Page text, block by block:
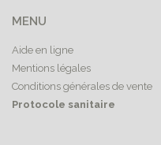
MENU
Aide en ligne
Mentions légales
Conditions générales de vente
Protocole sanitaire